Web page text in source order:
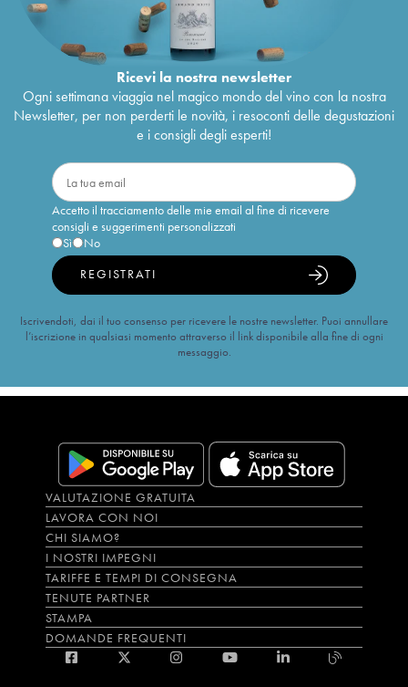
Ricevi la nostra newsletter
Ogni settimana viaggia nel magico mondo del vino con la nostra
Newsletter, per non perderti le novità, i resoconti delle degustazioni
e i consigli degli esperti!
Accetto il tracciamento delle mie email al fine di ricevere
consigli e suggerimenti personalizzati
Sì
No
REGISTRATI
Iscrivendoti, dai il tuo consenso per ricevere le nostre newsletter. Puoi annullare
l’iscrizione in qualsiasi momento attraverso il link disponibile alla fine di ogni
messaggio.
VALUTAZIONE GRATUITA
LAVORA CON NOI
CHI SIAMO?
I NOSTRI IMPEGNI
TARIFFE E TEMPI DI CONSEGNA
TENUTE PARTNER
STAMPA
DOMANDE FREQUENTI